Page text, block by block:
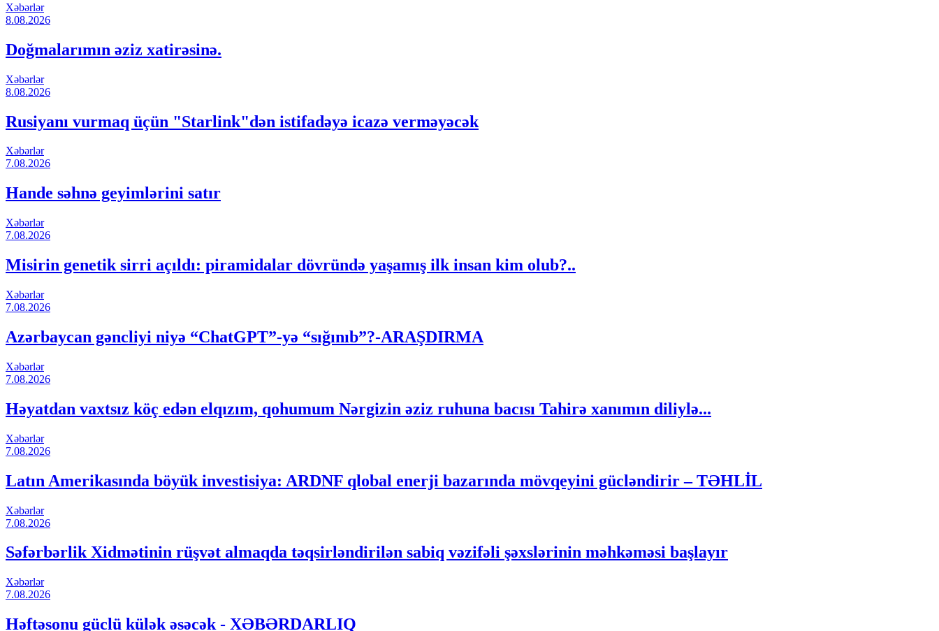
Xəbərlər
8.08.2026
Doğmalarımın əziz xatirəsinə.
Xəbərlər
8.08.2026
Rusiyanı vurmaq üçün "Starlink"dən istifadəyə icazə verməyəcək
Xəbərlər
7.08.2026
Hande səhnə geyimlərini satır
Xəbərlər
7.08.2026
Misirin genetik sirri açıldı: piramidalar dövründə yaşamış ilk insan kim olub?..
Xəbərlər
7.08.2026
Azərbaycan gəncliyi niyə “ChatGPT”-yə “sığınıb”?-ARAŞDIRMA
Xəbərlər
7.08.2026
Həyatdan vaxtsız köç edən elqızım, qohumum Nərgizin əziz ruhuna bacısı Tahirə xanımın diliylə...
Xəbərlər
7.08.2026
Latın Amerikasında böyük investisiya: ARDNF qlobal enerji bazarında mövqeyini gücləndirir – TƏHLİL
Xəbərlər
7.08.2026
Səfərbərlik Xidmətinin rüşvət almaqda təqsirləndirilən sabiq vəzifəli şəxslərinin məhkəməsi başlayır
Xəbərlər
7.08.2026
Həftəsonu güclü külək əsəcək - XƏBƏRDARLIQ